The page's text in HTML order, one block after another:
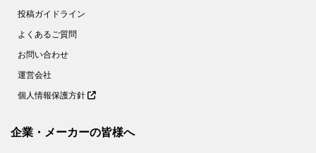
投稿ガイドライン
よくあるご質問
お問い合わせ
運営会社
個人情報保護方針
企業・メーカーの皆様へ